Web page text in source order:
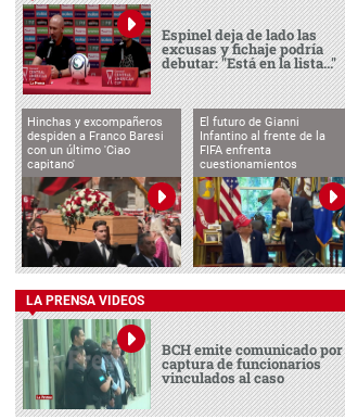
Espinel deja de lado las
excusas y fichaje podría
debutar: "Está en la lista..."
Hinchas y excompañeros
despiden a Franco Baresi
con un último 'Ciao
capitano'
El futuro de Gianni
Infantino al frente de la
FIFA enfrenta
cuestionamientos
LA PRENSA VIDEOS
BCH emite comunicado por
captura de funcionarios
vinculados al caso